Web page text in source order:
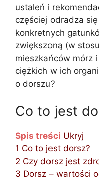
ustaleń i
częściej odradza
konkretnych
zwiększoną (w
mieszkańców mórz
ciężkich w ich
o dorszu?
Co to jest
Spis treści Ukryj
1 Co to jest dorsz?
2 Czy dorsz jest
3 Dorsz – wartości